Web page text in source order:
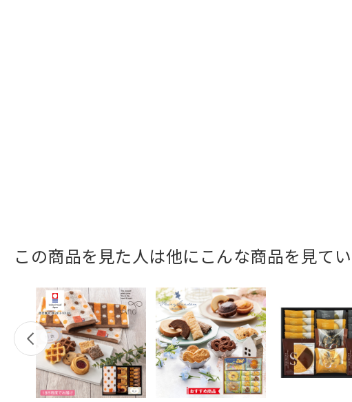
この商品を見た人は他にこんな商品を見てい